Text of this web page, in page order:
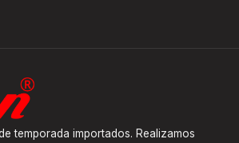
temporada importados. Realizamos